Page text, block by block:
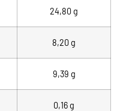
24,80 g
8,20 g
9,39 g
0,16 g